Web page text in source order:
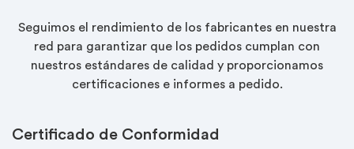
Seguimos el rendimiento de los fabricantes en nuestra
red para garantizar que los pedidos cumplan con
nuestros estándares de calidad y proporcionamos
certificaciones e informes a pedido.
Certificado de Conformidad